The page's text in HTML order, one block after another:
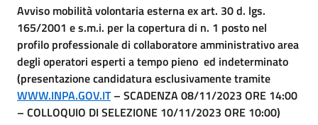
Avviso mobilità volontaria esterna ex art. 30 d. lgs.
165/2001 e s.m.i. per la copertura di n. 1 posto nel
profilo professionale di collaboratore amministrativo area
degli operatori esperti a tempo pieno ed indeterminato
(presentazione candidatura esclusivamente tramite
WWW.INPA.GOV.IT– SCADENZA 08/11/2023 ORE 14:00
– COLLOQUIO DI SELEZIONE 10/11/2023 ORE 10:00)